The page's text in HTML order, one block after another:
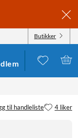
Butikker
til handleliste 4 liker